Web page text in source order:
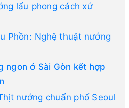
lẩu phong cách xứ
Phồn: Nghệ thuật nướng
ngon ở Sài Gòn kết hợp
nướng chuẩn phố Seoul